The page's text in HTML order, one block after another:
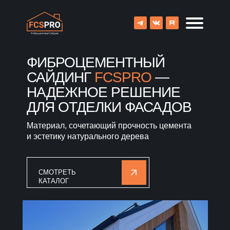
8 (800) 707-09-65
ФИБРОЦЕМЕНТНЫЙ
САЙДИНГFCSPRO —
НАДЕЖНОЕ РЕШЕНИЕ
ДЛЯ ОТДЕЛКИ ФАСАДОВ
Материал, сочетающий прочность цемента
и эстетику натурального дерева
СМОТРЕТЬ
КАТАЛОГ